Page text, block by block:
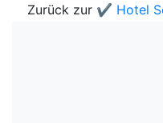
Zurück zur ✔️ Hotel